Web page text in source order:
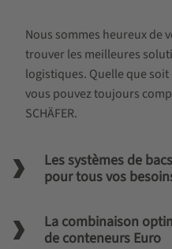
Nous sommes heureux de
trouver les meilleures
logistiques. Quelle que
vous pouvez toujours
SCHÄFER.
Les systèmes de
pour tous vos
La combinaison
de conteneurs Euro